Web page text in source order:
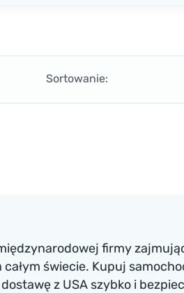
Sortowanie:
firmy
świecie. Kupuj
z USA szybko i